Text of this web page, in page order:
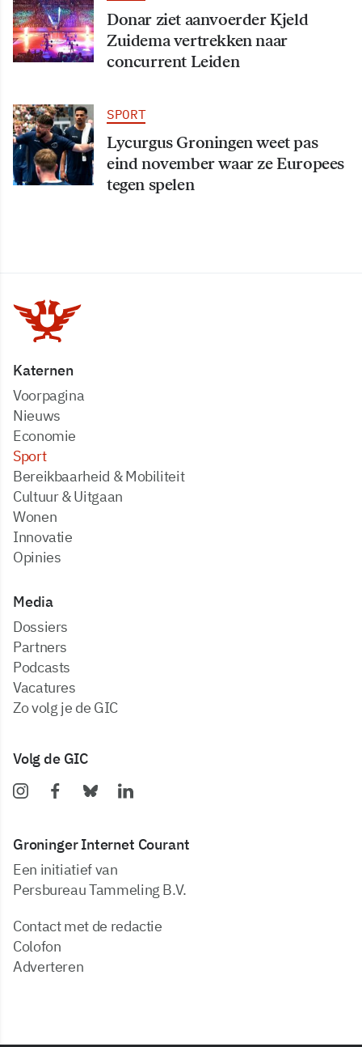
Donar ziet aanvoerder Kjeld
Zuidema vertrekken naar
concurrent Leiden
SPORT
Lycurgus Groningen weet pas
eind november waar ze Europees
tegen spelen
Katernen
Voorpagina
Nieuws
Economie
Sport
Bereikbaarheid & Mobiliteit
Cultuur & Uitgaan
Wonen
Innovatie
Opinies
Media
dossiers
partners
podcasts
vacatures
zo volg je de GIC
Volg de GIC
Groninger Internet Courant
Een initiatief van
Persbureau Tammeling B.V.
Contact met de redactie
Colofon
Adverteren